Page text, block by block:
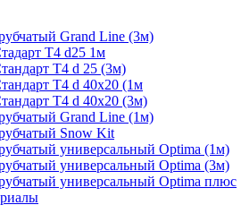
Grand Line (3м)
Т4 d25 1м
Т4 d 25 (3м)
Т4 d 40х20 (1м
Т4 d 40х20 (3м)
Grand Line (1м)
Snow Kit
универсальный Optima (1м)
универсальный Optima (3м)
универсальный Optima плюс